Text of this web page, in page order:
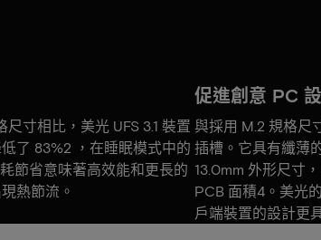
寸相比，美光 UFS 3.1 裝置
了 83%2 ，在睡眠模式中的
節省意味著高效能和更長的
熱節流。
促進創意 PC
與採用 M.2 規格尺
插槽。它具有纖薄
13.0mm 外形尺寸
PCB 面積4。美光
戶端裝置的設計更